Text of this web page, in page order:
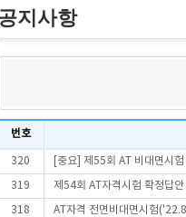
지사항
번호
320 [중요] 제55회 AT 비대면시
319 제54회 AT자격시험 확정답
318 AT자격 전면비대면시험